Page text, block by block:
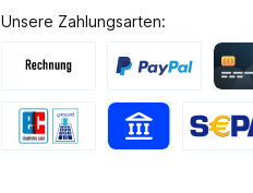
Unsere Zahlungsarten: